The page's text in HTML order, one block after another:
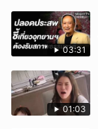
03:31
01:03